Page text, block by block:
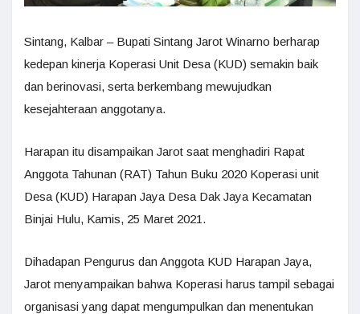
Sintang, Kalbar – Bupati Sintang Jarot Winarno berharap
kedepan kinerja Koperasi Unit Desa (KUD) semakin baik
dan berinovasi, serta berkembang mewujudkan
kesejahteraan anggotanya.
Harapan itu disampaikan Jarot saat menghadiri Rapat
Anggota Tahunan (RAT) Tahun Buku 2020 Koperasi unit
Desa (KUD) Harapan Jaya Desa Dak Jaya Kecamatan
Binjai Hulu, Kamis, 25 Maret 2021.
Dihadapan Pengurus dan Anggota KUD Harapan Jaya,
Jarot menyampaikan bahwa Koperasi harus tampil sebagai
organisasi yang dapat mengumpulkan dan menentukan